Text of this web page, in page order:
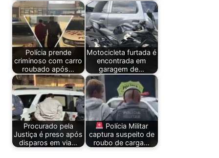
Polícia prende
criminoso com carro
roubado após…
Motocicleta furtada é
encontrada em
garagem de…
Procurado pela
Justiça é preso após
disparos em via…
Polícia Militar
captura suspeito de
roubo de carga…